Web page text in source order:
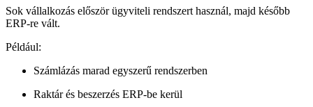
Sok vállalkozás először ügyviteli rendszert használ, majd később
ERP-re vált.
Például:
Számlázás marad egyszerű rendszerben
Raktár és beszerzés ERP-be kerül